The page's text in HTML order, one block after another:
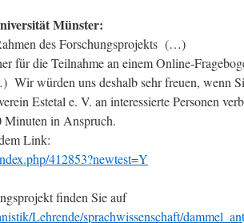
Münster:
des Forschungsprojekts (…)
für die Teilnahme an einem Online-
würden uns deshalb sehr freuen, wenn
Estetal e. V. an interessierte Personen
Minuten in Anspruch.
Link:
412853?newtest=Y
finden Sie auf
Lehrende/sprachwissenschaft/